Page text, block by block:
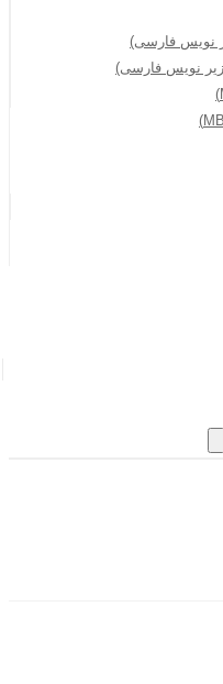
نویس فارسی)
نویس فارسی)